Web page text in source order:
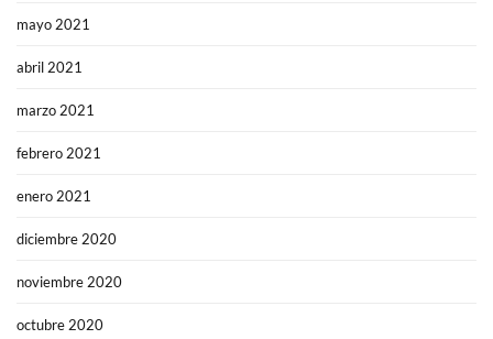
mayo 2021
abril 2021
marzo 2021
febrero 2021
enero 2021
diciembre 2020
noviembre 2020
octubre 2020